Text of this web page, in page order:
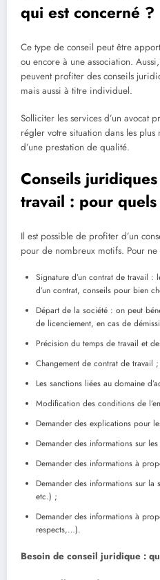
qui est concerné ?
Ce type de conseil peut être
ou encore à une association.
peuvent profiter des conseils
mais aussi à titre individuel.
Solliciter les services d’un avocat
régler votre situation dans les
d’une prestation de qualité.
Conseils
travail : pour
Il est possible de profiter d’un
pour de nombreux motifs. Pour ne
Signature d’un contrat de travail
d’un contrat, conseils pour bien
Départ de la société : on peut
de licenciement, en cas de
Précision du temps de travail et
Changement de contrat de travail ;
Les sanctions liées au domaine
Modification des conditions de
Demander des explications pour
Demander des informations sur
Demander des informations à
Demander des informations sur la
etc.) ;
Demander des informations à
respects,…).
Besoin de conseil juridique :